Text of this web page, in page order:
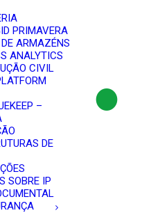
PRIMAVERA
ARMAZÉNS
ANALYTICS
CIVIL
–
DE
SOBRE IP